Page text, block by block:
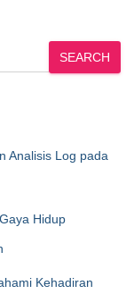
SEARCH
Analisis Log pada
Hidup
Kehadiran